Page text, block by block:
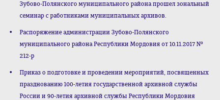
Зубово-Полянского муниципального района прошел зональный
семинар с работниками муниципальных архивов.
Распоряжение администрации Зубово-Полянского
муниципального района Республики Мордовия от 10.11.2017 №
212-р
Приказ о подготовке и проведении мероприятий, посвященных
празднованию 100-летия государственной архивной службы
России и 90-летия архивной службы Республики Мордовия